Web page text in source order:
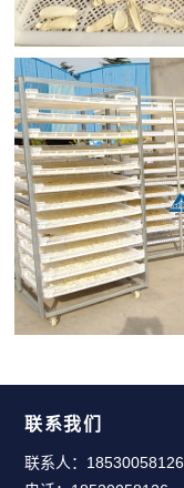
联系我们
联系人：18530058126